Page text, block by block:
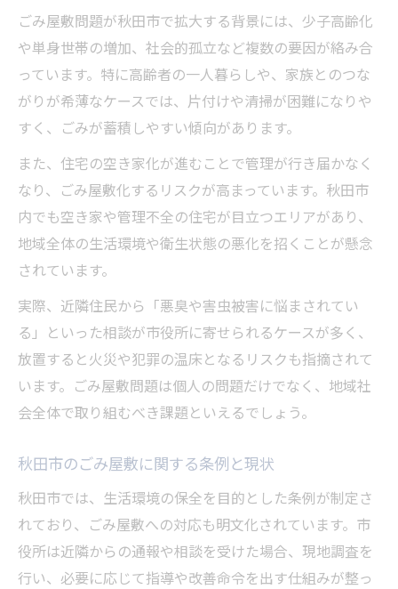
ごみ屋敷問題が秋田市で拡大する背景には、少子高齢化
や単身世帯の増加、社会的孤立など複数の要因が絡み合
っています。特に高齢者の一人暮らしや、家族とのつな
がりが希薄なケースでは、片付けや清掃が困難になりや
すく、ごみが蓄積しやすい傾向があります。
また、住宅の空き家化が進むことで管理が行き届かなく
なり、ごみ屋敷化するリスクが高まっています。秋田市
内でも空き家や管理不全の住宅が目立つエリアがあり、
地域全体の生活環境や衛生状態の悪化を招くことが懸念
されています。
実際、近隣住民から「悪臭や害虫被害に悩まされてい
る」といった相談が市役所に寄せられるケースが多く、
放置すると火災や犯罪の温床となるリスクも指摘されて
います。ごみ屋敷問題は個人の問題だけでなく、地域社
会全体で取り組むべき課題といえるでしょう。
秋田市のごみ屋敷に関する条例と現状
秋田市では、生活環境の保全を目的とした条例が制定さ
れており、ごみ屋敷への対応も明文化されています。市
役所は近隣からの通報や相談を受けた場合、現地調査を
行い、必要に応じて指導や改善命令を出す仕組みが整っ